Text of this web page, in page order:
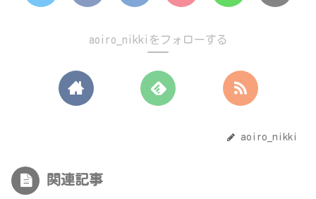
aoiro_nikkiをフォローする
aoiro_nikki
関連記事